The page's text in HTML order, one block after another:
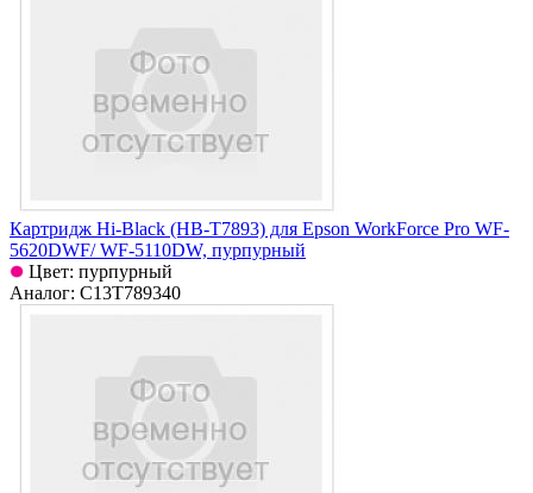
Картридж Hi-Black (HB-T7893) для Epson WorkForce Pro WF-
5620DWF/ WF-5110DW, пурпурный
Цвет: пурпурный
Аналог: C13T789340